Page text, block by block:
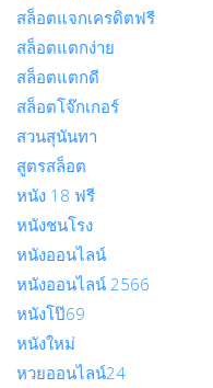
สล็อตแจกเครดิตฟรี
สล็อตแตกง่าย
สล็อตแตกดี
สล็อตโจ๊กเกอร์
สวนสุนันทา
สูตรสล็อต
หนัง 18 ฟรี
หนังชนโรง
หนังออนไลน์
หนังออนไลน์ 2566
หนังโป๊69
หนังใหม่
หวยออนไลน์24